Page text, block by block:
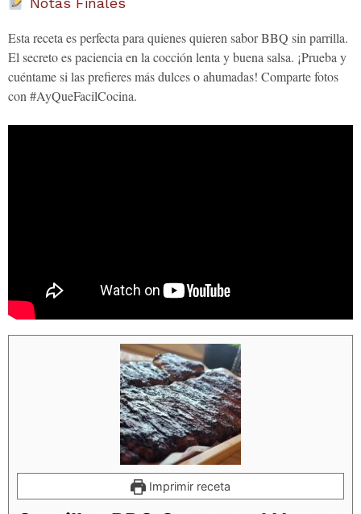
Esta receta es perfecta para quienes quieren sabor BBQ sin parrilla.
El secreto es paciencia en la cocción lenta y buena salsa. ¡Prueba y
cuéntame si las prefieres más dulces o ahumadas! Comparte fotos
con #AyQueFacilCocina.
Imprimir receta